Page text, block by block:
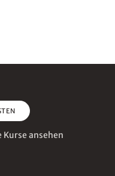
Kurse ansehen